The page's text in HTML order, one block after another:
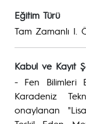
Eğitim Türü
Tam Zamanlı I.
Kabul ve Kayıt
- Fen Bilimleri
Karadeniz
onaylanan